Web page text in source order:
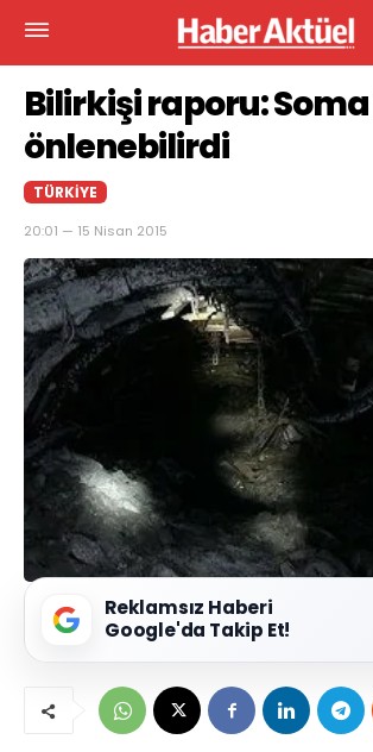
Bilirkişi raporu:
önlenebilirdi
TÜRKIYE
20:01 — 15 Nisan 2015
Reklamsız Haberi
Google'da Takip Et!